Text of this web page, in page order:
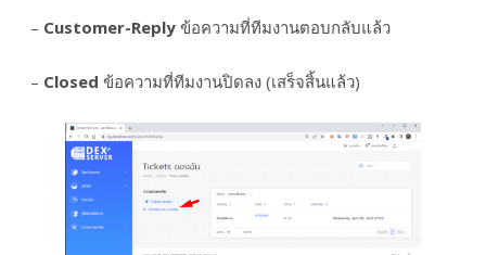
– Customer-Reply ข้อความที่ทีมงานตอบกลับแล้ว
– Closed ข้อความที่ทีมงานปิดลง (เสร็จสิ้นแล้ว)